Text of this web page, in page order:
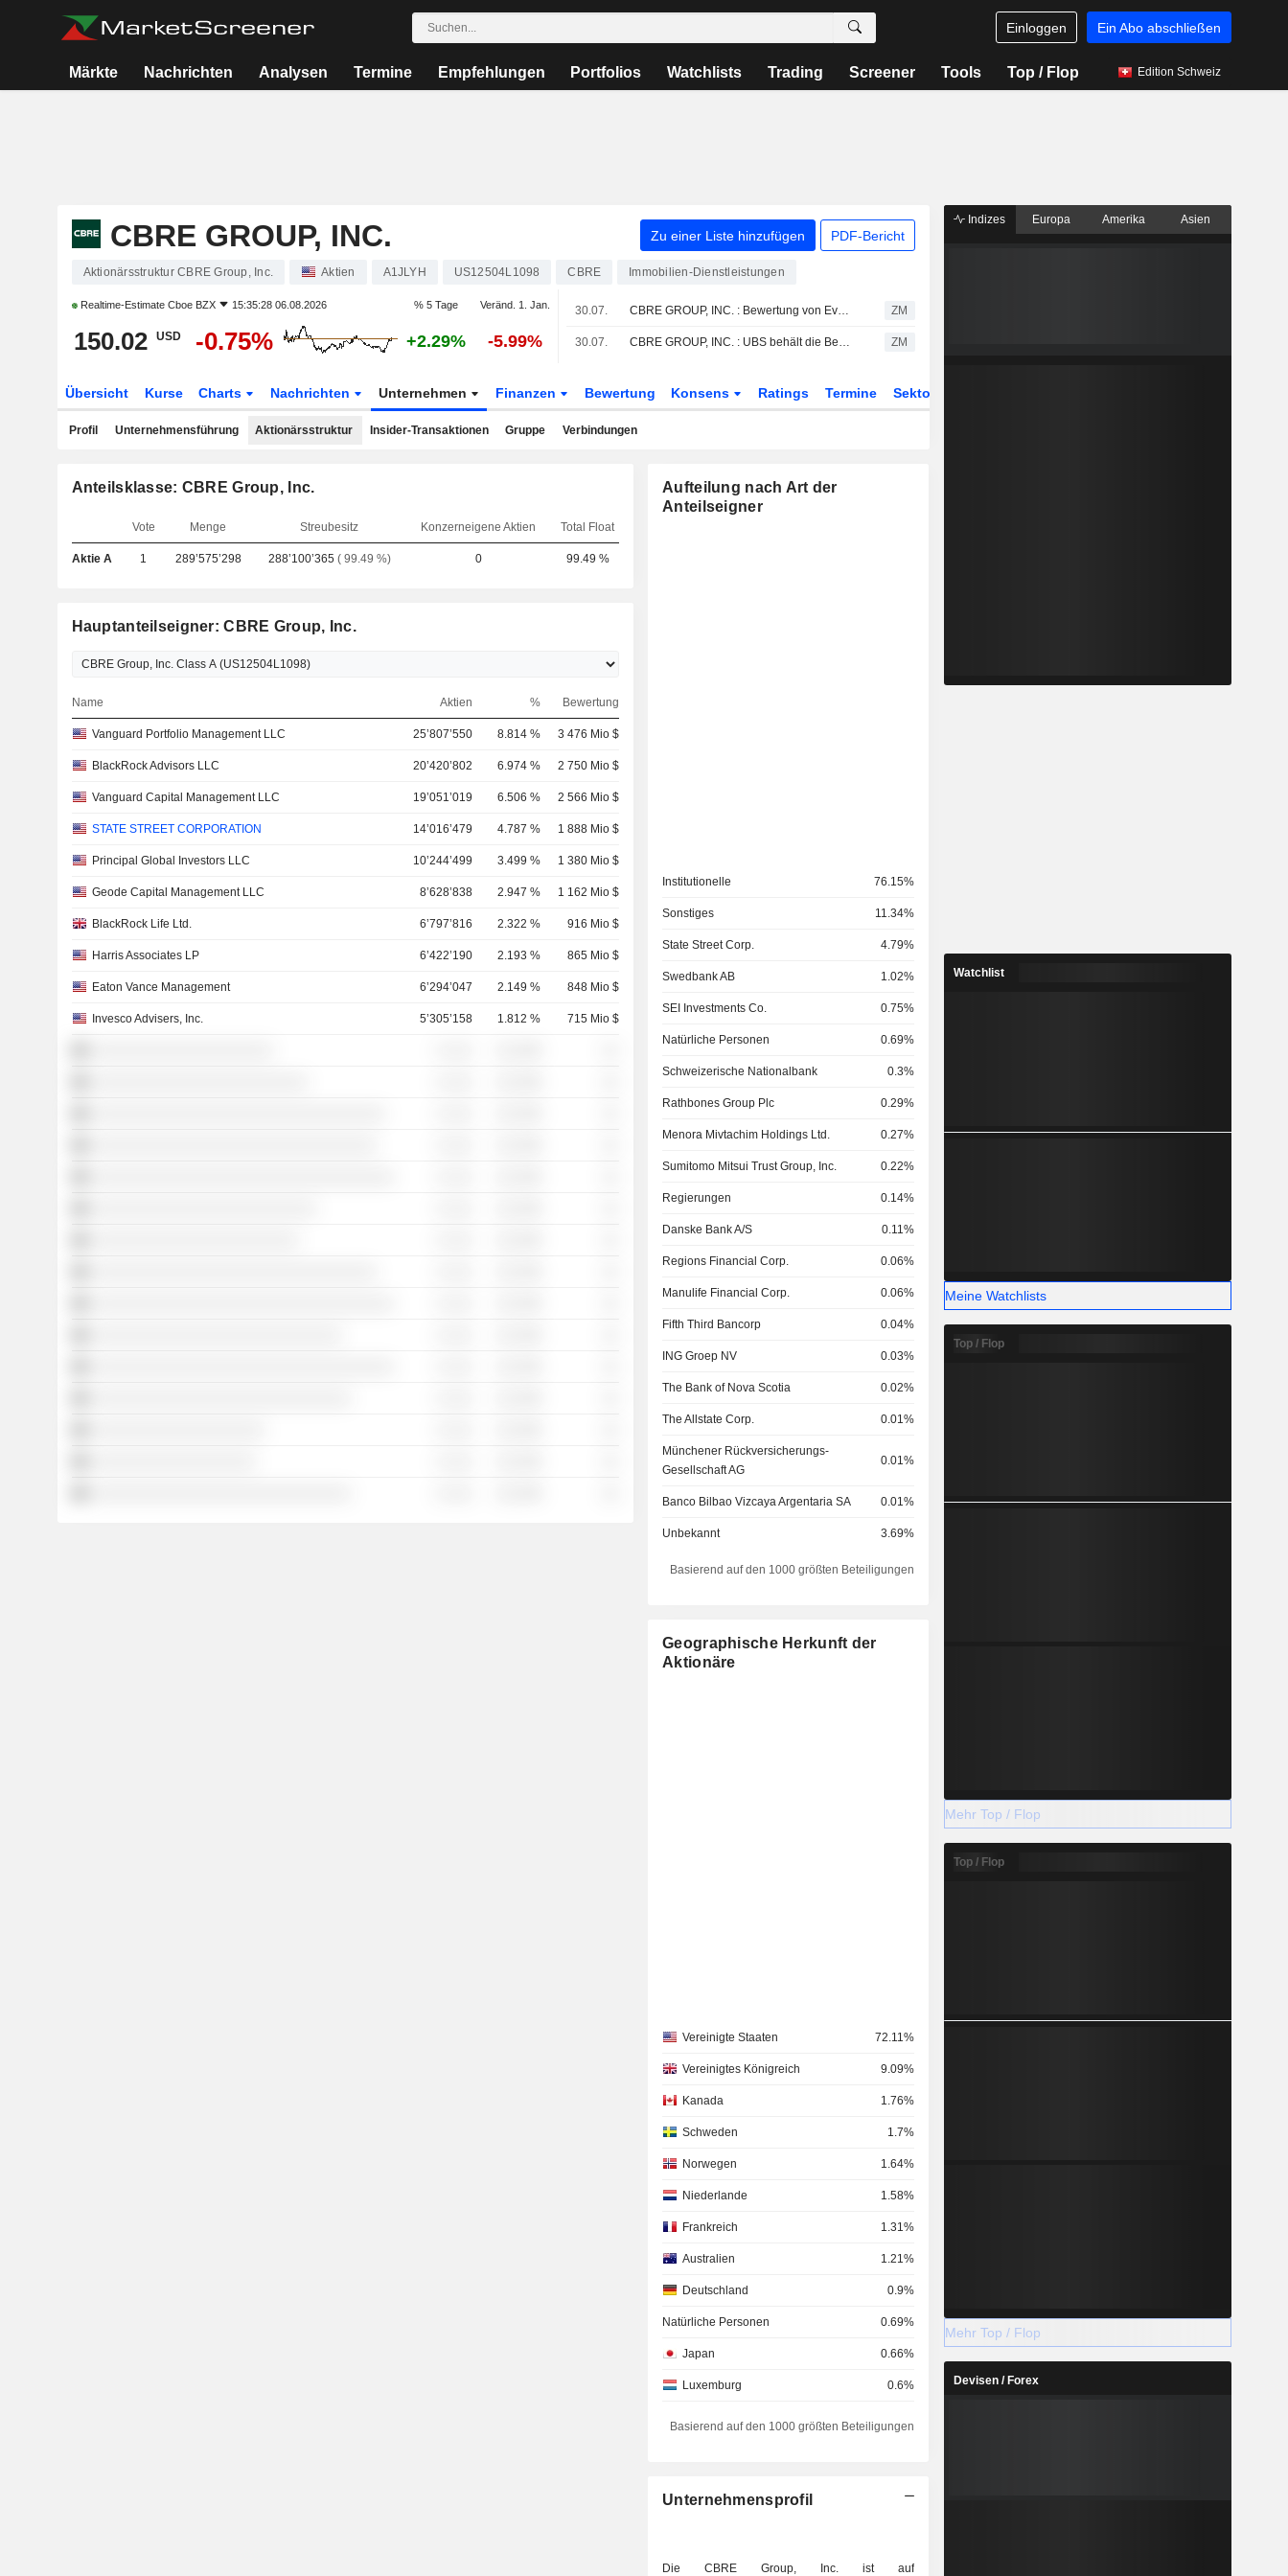
Einloggen Ein Abo abschließen
Märkte Nachrichten Analysen Termine Empfehlungen Portfolios Watchlists Trading Screener Tools Top / Flop Edition Schweiz
CBRE GROUP, INC. Zu einer Liste hinzufügen PDF-Bericht
Aktionärsstruktur CBRE Group, Inc. Aktien A1JLYH US12504L1098 CBRE Immobilien-Dienstleistungen
Realtime-Estimate Cboe BZX 15:35:28 06.08.2026 % 5 Tage Veränd. 1. Jan.
150.02 USD -0.75% +2.29% -5.99%
30.07. CBRE GROUP, INC. : Bewertung von Evercore ISI kaufen ZM
30.07. CBRE GROUP, INC. : UBS behält die Bewertung Kaufen bei ZM
Übersicht Kurse Charts Nachrichten Unternehmen Finanzen Bewertung Konsens Ratings Termine Sektor
Profil Unternehmensführung Aktionärsstruktur Insider-Transaktionen Gruppe Verbindungen
Anteilsklasse: CBRE Group, Inc.
Vote Menge Streubesitz Konzerneigene Aktien Total Float
Aktie A 1 289’575’298 288’100’365 ( 99.49 %) 0 99.49 %
Hauptanteilseigner: CBRE Group, Inc.
Name Aktien % Bewertung
Vanguard Portfolio Management LLC 25’807’550 8.814 % 3 476 Mio $
BlackRock Advisors LLC 20’420’802 6.974 % 2 750 Mio $
Vanguard Capital Management LLC 19’051’019 6.506 % 2 566 Mio $
STATE STREET CORPORATION 14’016’479 4.787 % 1 888 Mio $
Principal Global Investors LLC 10’244’499 3.499 % 1 380 Mio $
Geode Capital Management LLC 8’628’838 2.947 % 1 162 Mio $
BlackRock Life Ltd. 6’797’816 2.322 % 916 Mio $
Harris Associates LP 6’422’190 2.193 % 865 Mio $
Eaton Vance Management 6’294’047 2.149 % 848 Mio $
Invesco Advisers, Inc. 5’305’158 1.812 % 715 Mio $
Aufteilung nach Art der
Anteilseigner
Institutionelle 76.15%
Sonstiges 11.34%
State Street Corp. 4.79%
Swedbank AB 1.02%
SEI Investments Co. 0.75%
Natürliche Personen 0.69%
Schweizerische Nationalbank 0.3%
Rathbones Group Plc 0.29%
Menora Mivtachim Holdings Ltd. 0.27%
Sumitomo Mitsui Trust Group, Inc. 0.22%
Regierungen 0.14%
Danske Bank A/S 0.11%
Regions Financial Corp. 0.06%
Manulife Financial Corp. 0.06%
Fifth Third Bancorp 0.04%
ING Groep NV 0.03%
The Bank of Nova Scotia 0.02%
The Allstate Corp. 0.01%
Münchener Rückversicherungs-
Gesellschaft AG
0.01%
Banco Bilbao Vizcaya Argentaria SA 0.01%
Unbekannt 3.69%
Basierend auf den 1000 größten Beteiligungen
Geographische Herkunft der
Aktionäre
Vereinigte Staaten 72.11%
Vereinigtes Königreich 9.09%
Kanada 1.76%
Schweden 1.7%
Norwegen 1.64%
Niederlande 1.58%
Frankreich 1.31%
Australien 1.21%
Deutschland 0.9%
Natürliche Personen 0.69%
Japan 0.66%
Luxemburg 0.6%
Basierend auf den 1000 größten Beteiligungen
Unternehmensprofil
Die CBRE Group, Inc. ist auf
Indizes Europa Amerika Asien
Watchlist
Meine Watchlists
Top / Flop
Mehr Top / Flop
Top / Flop
Mehr Top / Flop
Devisen / Forex